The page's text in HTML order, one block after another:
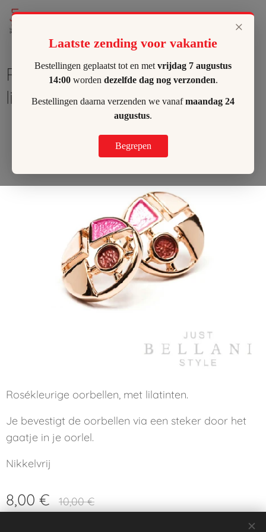
Rosékleurige oorbellen met
lilatinten
Rosékleurige oorbellen, met lilatinten.
Je bevestigt de oorbellen via een steker door het
gaatje in je oorlel.
Nikkelvrij
8,00 € 10,00€
×
Laatste zending voor vakantie
Bestellingen geplaatst tot en met vrijdag 7 augustus
14:00worden dezelfde dag nog verzonden.
Bestellingen daarna verzenden we vanafmaandag 24
augustus.
Begrepen